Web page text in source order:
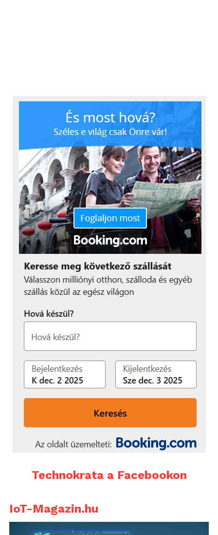
Technokrata a Facebookon
IoT-Magazin.hu